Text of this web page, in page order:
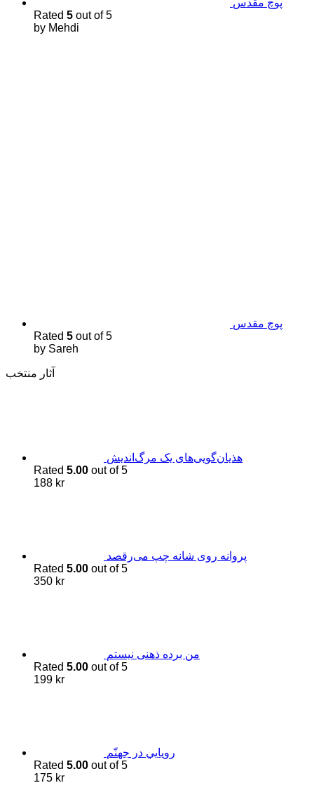
Rated 5 out of 5
by Mehdi
پوچ مقدس
Rated 5 out of 5
by Sareh
آثار منتخب
هذیان‌گویی‌های یک مرگ‌اندیش
Rated 5.00 out of 5
188 kr
پروانه روی شانه چپ می‌رقصد
Rated 5.00 out of 5
350 kr
من برده ذهنی نیستم
Rated 5.00 out of 5
199 kr
رويايي در جهنّم
Rated 5.00 out of 5
175 kr